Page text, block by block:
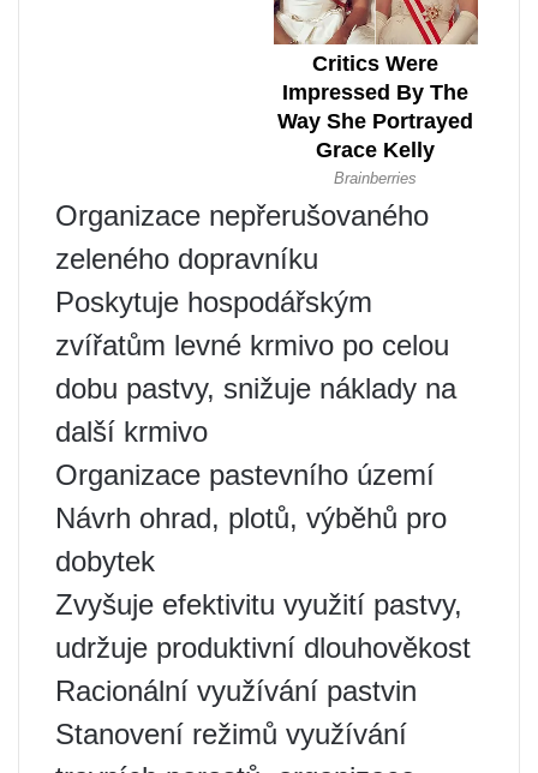
Organizace nepřerušovaného
zeleného dopravníku
Poskytuje hospodářským
zvířatům levné krmivo po celou
dobu pastvy, snižuje náklady na
další krmivo
Organizace pastevního území
Návrh ohrad, plotů, výběhů pro
dobytek
Zvyšuje efektivitu využití pastvy,
udržuje produktivní dlouhověkost
Racionální využívání pastvin
Stanovení režimů využívání